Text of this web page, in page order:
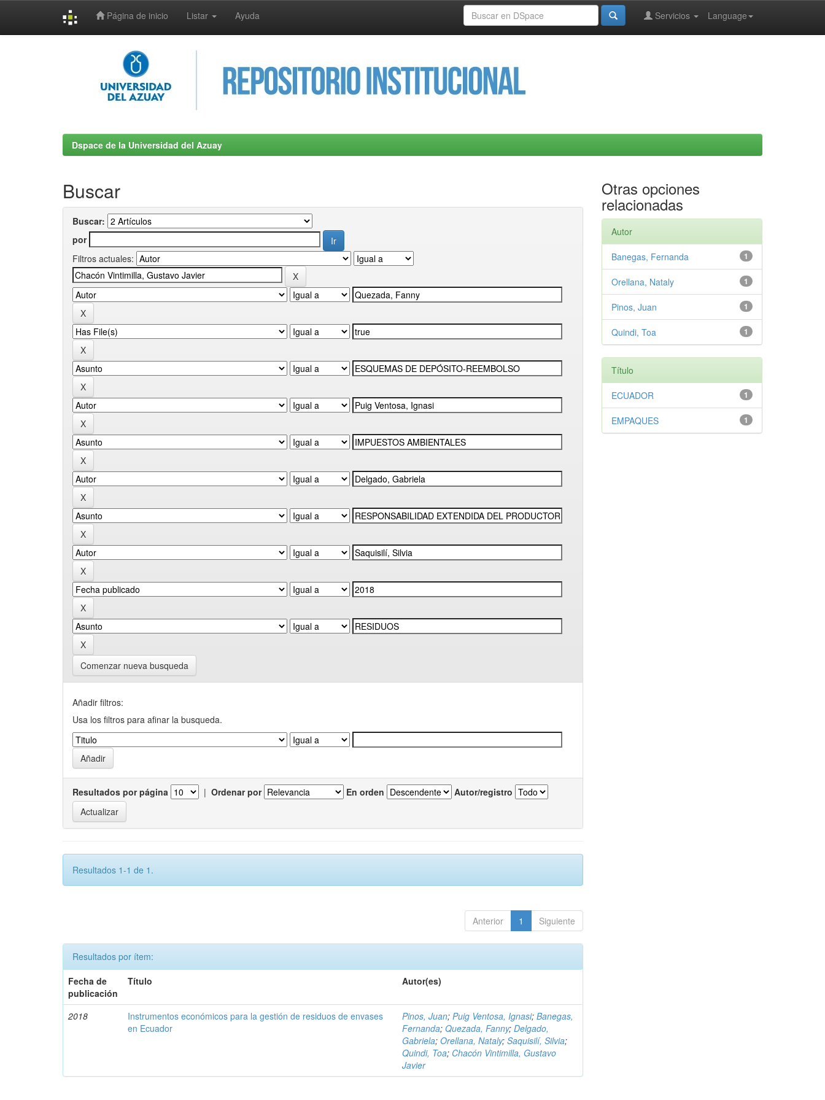
Página de inicio Listar Ayuda Language
Servicios
Dspace de la Universidad del Azuay
Buscar
Buscar:
por
Filtros actuales:
Comenzar nueva busqueda
Añadir filtros:
Usa los filtros para afinar la busqueda.
Resultados por página | Ordenar por En orden Autor/registro
Resultados 1-1 de 1.
Anterior 1 Siguiente
Resultados por ítem:
Fecha de
publicación
Título Autor(es)
2018
Instrumentos económicos para la gestión de residuos de envases
en Ecuador
Pinos, Juan;Puig Ventosa, Ignasi;Banegas,
Fernanda;Quezada, Fanny;Delgado,
Gabriela;Orellana, Nataly;Saquisilí, Silvia;
Quindi, Toa; Chacón Vintimilla, Gustavo
Javier
Otras opciones
relacionadas
Autor
1
Banegas, Fernanda
1
Orellana, Nataly
1
Pinos, Juan
1
Quindi, Toa
Título
1
ECUADOR
1
EMPAQUES